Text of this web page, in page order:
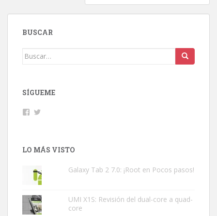
BUSCAR
Buscar:
SÍGUEME
Facebook
LO MÁS VISTO
Galaxy Tab 2 7.0: ¡Root en Pocos pasos!
UMI X1S: Revisión del dual-core a quad-
core